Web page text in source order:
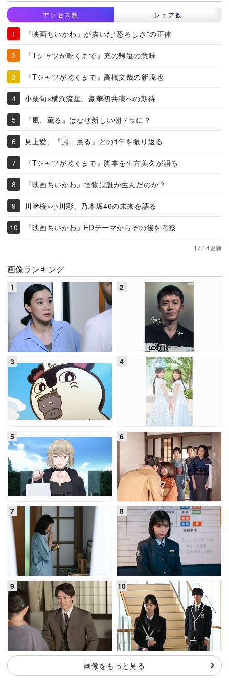
アクセス数 シェア数
『映画ちいかわ』が描いた“恐ろしさ”の正体
『Tシャツが乾くまで』充の帰還の意味
『Tシャツが乾くまで』高橋文哉の新境地
小栗旬×横浜流星、豪華初共演への期待
『風、薫る』はなぜ新しい朝ドラに？
見上愛、『風、薫る』との1年を振り返る
『Tシャツが乾くまで』脚本を生方美久が語る
『映画ちいかわ』怪物は誰が生んだのか？
川﨑桜×小川彩、乃木坂46の未来を語る
『映画ちいかわ』EDテーマからその後を考察
17:14更新
画像ランキング
画像をもっと見る